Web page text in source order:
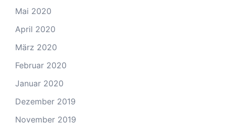
Mai 2020
April 2020
März 2020
Februar 2020
Januar 2020
Dezember 2019
November 2019